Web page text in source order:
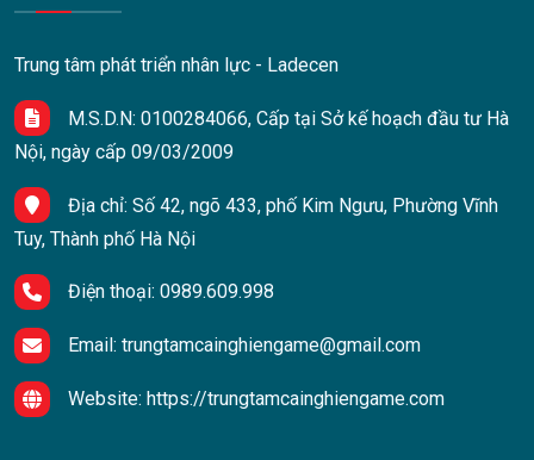
Trung tâm phát triển nhân lực - Ladecen
M.S.D.N: 0100284066, Cấp tại Sở kế hoạch đầu tư Hà
Nội, ngày cấp 09/03/2009
Địa chỉ: Số 42, ngõ 433, phố Kim Ngưu, Phường Vĩnh
Tuy, Thành phố Hà Nội
Điện thoại: 0989.609.998
Email: trungtamcainghiengame@gmail.com
Website: https://trungtamcainghiengame.com